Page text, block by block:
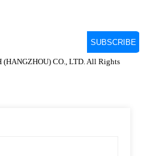
CO., LTD. All Rights